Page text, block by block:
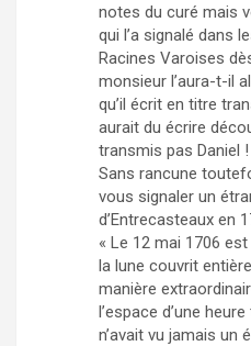
notes du curé mais
qui l’a signalé dans
Racines Varoises
monsieur l’aura-t-il
qu’il écrit en titre
aurait du écrire
transmis pas Daniel !
Sans rancune
vous signaler un
d’Entrecasteaux en
« Le 12 mai 1706
la lune couvrit
manière
l’espace d’une
n’avait vu jamais un